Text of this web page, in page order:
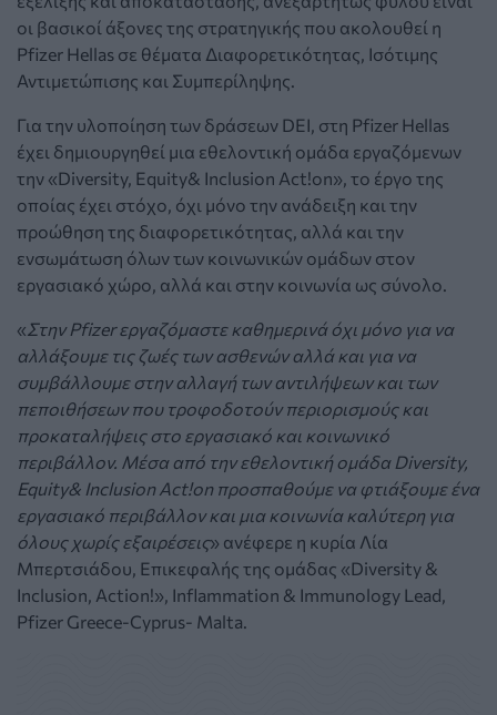
οι βασικοί άξονες της στρατηγικής που ακολουθεί η
Pfizer Ηellas σε θέματα Διαφορετικότητας, Ισότιμης
Αντιμετώπισης και Συμπερίληψης.
Για την υλοποίηση των δράσεων DEI, στη Pfizer Hellas
έχει δημιουργηθεί μια εθελοντική ομάδα εργαζόμενων
την «Diversity, Equity& Inclusion Αct!on», το έργο της
οποίας έχει στόχο, όχι μόνο την ανάδειξη και την
προώθηση της διαφορετικότητας, αλλά και την
ενσωμάτωση όλων των κοινωνικών ομάδων στον
εργασιακό χώρο, αλλά και στην κοινωνία ως σύνολο.
« Στην Pfizer εργαζόμαστε καθημερινά όχι μόνο για να
αλλάξουμε τις ζωές των ασθενών αλλά και για να
συμβάλλουμε στην αλλαγή των αντιλήψεων και των
πεποιθήσεων που τροφοδοτούν περιορισμούς και
προκαταλήψεις στο εργασιακό και κοινωνικό
περιβάλλον. Μέσα από την εθελοντική ομάδα Diversity,
Equity& Inclusion Αct!on προσπαθούμε να φτιάξουμε ένα
εργασιακό περιβάλλον και μια κοινωνία καλύτερη για
όλους χωρίς εξαιρέσεις» ανέφερε η κυρία Λία
Μπερτσιάδου, Επικεφαλής της ομάδας «Diversity &
Inclusion, Action!», Inflammation & Immunology Lead,
Pfizer Greece-Cyprus- Malta.